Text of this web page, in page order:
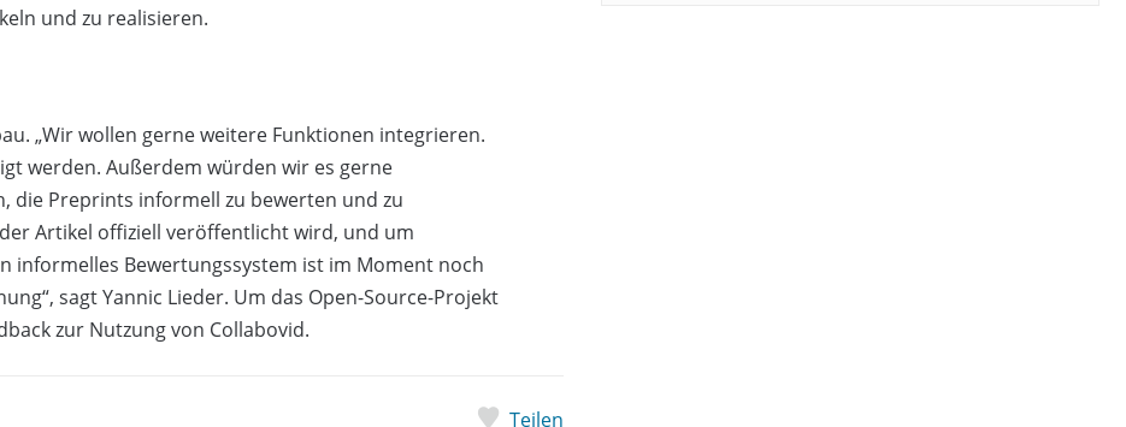
und zu realisieren.
„Wir wollen gerne weitere Funktionen integrieren.
werden. Außerdem würden wir es gerne
die Preprints informell zu bewerten und zu
Artikel offiziell veröffentlicht wird, und um
informelles Bewertungssystem ist im Moment noch
sagt Yannic Lieder. Um das Open-Source-Projekt
zur Nutzung von Collabovid.
Teilen